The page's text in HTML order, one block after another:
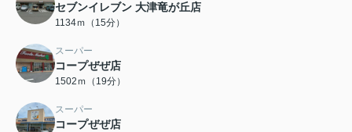
セブンイレブン 大津竜が丘店
1134ｍ（15分）
スーパー
コープぜぜ店
1502ｍ（19分）
スーパー
コープぜぜ店